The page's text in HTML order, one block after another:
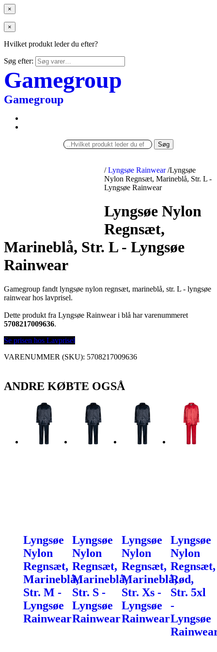
×
×
Hvilket produkt leder du efter?
Søg efter:
Gamegroup
Gamegroup
Søg
/ Lyngsøe Rainwear /Lyngsøe
Nylon Regnsæt, Marineblå, Str. L -
Lyngsøe Rainwear
Lyngsøe Nylon
Regnsæt,
Marineblå, Str. L - Lyngsøe
Rainwear
Gamegroup fandt lyngsøe nylon regnsæt, marineblå, str. L - lyngsøe
rainwear hos lavprisel.
Dette produkt fra Lyngsøe Rainwear i blå har varenummeret
5708217009636.
Se prisen hos Lavprisel
VARENUMMER (SKU): 5708217009636
ANDRE KØBTE OGSÅ
Lyngsøe
Nylon
Regnsæt,
Marineblå,
Str. M -
Lyngsøe
Rainwear
Lyngsøe
Nylon
Regnsæt,
Marineblå,
Str. S -
Lyngsøe
Rainwear
Lyngsøe
Nylon
Regnsæt,
Marineblå,
Str. Xs -
Lyngsøe
Rainwear
Lyngsøe
Nylon
Regnsæt,
Rød,
Str. 5xl
-
Lyngsøe